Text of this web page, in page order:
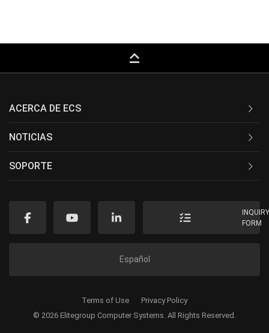
keyboard_capslock
ACERCA DE ECS
NOTICIAS
SOPORTE
FORM
Español
© 2026 Elitegroup Computer Systems. All Rights Reserved.
Terms of Use Privacy Policy